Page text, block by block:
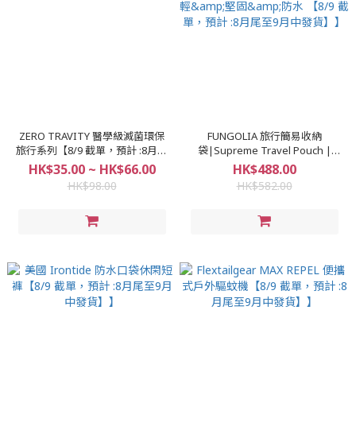
ZERO TRAVITY 醫學級滅菌環保
旅行系列【8/9 截單，預計 :8月尾
至9月中發貨】】
HK$35.00 ~ HK$66.00
HK$98.00
FUNGOLIA 旅行簡易收納
袋|Supreme Travel Pouch |
Fungolia Passport Holder|重量
輕&堅固&防水 【8/9 截單，預計
:8月尾至9月中發貨】】
HK$488.00
HK$582.00